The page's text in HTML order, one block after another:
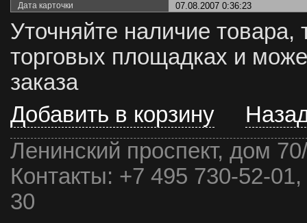
Дата карточки 07.08.2007 0:36:23
Уточняйте наличие товара,
торговых площадках и
заказа
Добавить в корзину
Ленинский проспект, дом
Контакты: +7 495 730-52-
30